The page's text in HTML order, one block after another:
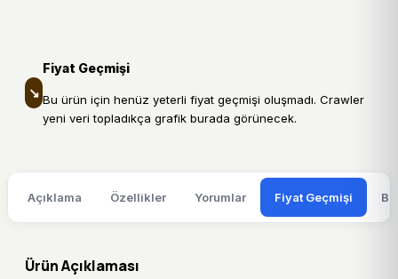
↘
Fiyat Geçmişi
Bu ürün için henüz yeterli fiyat geçmişi oluşmadı. Crawler
yeni veri topladıkça grafik burada görünecek.
Açıklama Özellikler Yorumlar Fiyat Geçmişi
Ürün Açıklaması